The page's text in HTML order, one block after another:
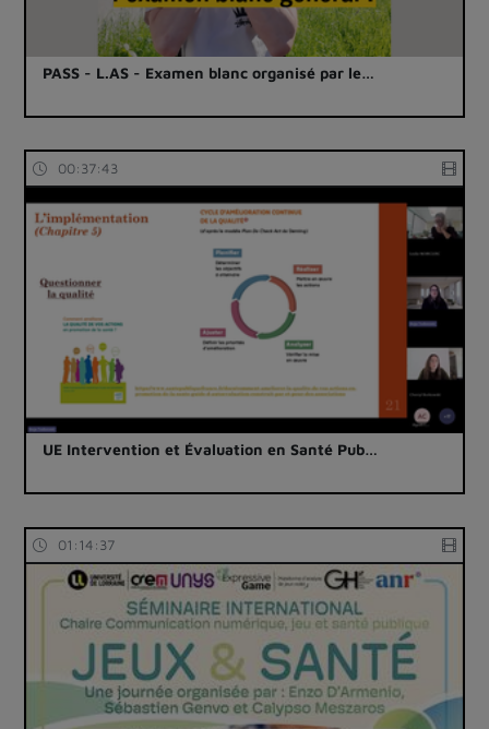
PASS - L.AS - Examen blanc organisé par le…
00:37:43
UE Intervention et Évaluation en Santé Pub…
01:14:37